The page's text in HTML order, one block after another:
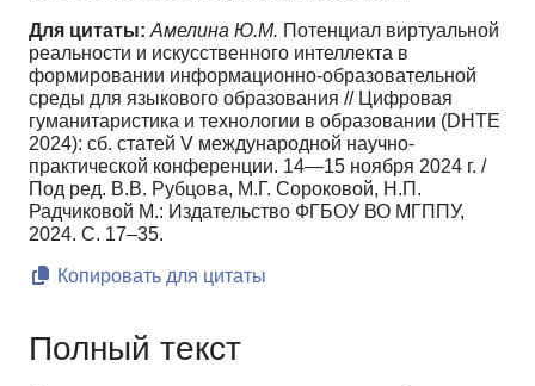
Для цитаты: Амелина Ю.М. Потенциал виртуальной
реальности и искусственного интеллекта в
формировании информационно-образовательной
среды для языкового образования // Цифровая
гуманитаристика и технологии в образовании (DHTE
2024): сб. статей V международной научно-
практической конференции. 14—15 ноября 2024 г. /
Под ред. В.В. Рубцова, М.Г. Сороковой, Н.П.
Радчиковой М.: Издательство ФГБОУ ВО МГППУ,
2024. С. 17–35.
Копировать для цитаты
Полный текст